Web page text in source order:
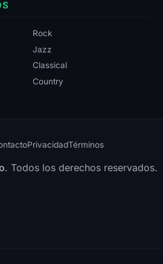
Rock
Jazz
Classical
Country
PrivacidadTérminos
. Todos los derechos reservados.